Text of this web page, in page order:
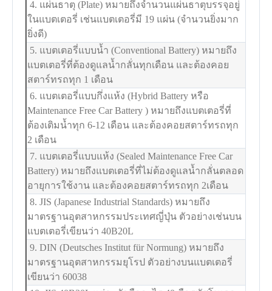
4. แผ่นธาตุ (Plate) หมายถึงจำนวนแผ่นธาตุบรรจุอยู่
ในแบตเตอรี่ เช่นแบตเตอรี่มี 19 แผ่น (จำนวนยิ่งมาก
ยิ่งดี)
5. แบตเตอรี่แบบน้ำ (Conventional Battery) หมายถึง
แบตเตอรี่ที่ต้องดูแลน้ำกลั่นทุกเดือน และต้องคอย
สตาร์ทรถทุก 1 เดือน
6. แบตเตอรี่แบบกึ่งแห้ง (Hybrid Battery หรือ
Maintenance Free Car Battery ) หมายถึงแบตเตอรี่ที่
ต้องเติมน้ำทุก 6-12 เดือน และต้องคอยสตาร์ทรถทุก
2 เดือน
7. แบตเตอรี่แบบแห้ง (Sealed Maintenance Free Car
Battery) หมายถึงแบตเตอรี่ที่ไม่ต้องดูแลน้ำกลั่นตลอด
อายุการใช้งาน และต้องคอยสตาร์ทรถทุก 2เดือน
8. JIS (Japanese Industrial Standards) หมายถึง
มาตรฐานอุตสาหกรรมประเทศญี่ปุ่น ตัวอย่างเช่นบน
แบตเตอรี่เขียนว่า 40B20L
9. DIN (Deutsches Institut für Normung) หมายถึง
มาตรฐานอุตสาหกรรมยุโรป ตัวอย่างบนแบตเตอรี่
เขียนว่า 60038